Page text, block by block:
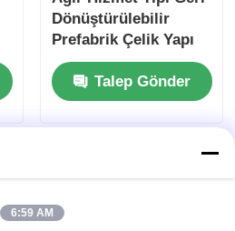
Dönüştürülebilir
Prefabrik Çelik Yapı
İmalatı Depreme
DayanıklıTalep Gönder
6:59 AM